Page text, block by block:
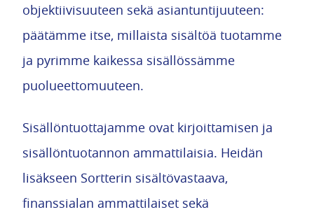
objektiivisuuteen sekä asiantuntijuuteen:
päätämme itse, millaista sisältöä tuotamme
ja pyrimme kaikessa sisällössämme
puolueettomuuteen.
Sisällöntuottajamme ovat kirjoittamisen ja
sisällöntuotannon ammattilaisia. Heidän
lisäkseen Sortterin sisältövastaava,
finanssialan ammattilaiset sekä